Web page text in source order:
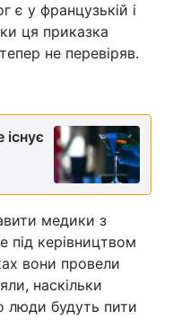
є у французькій і
ця приказка
не перевіряв.
медики з
під керівництвом
вони провели
наскільки
люди будуть пити